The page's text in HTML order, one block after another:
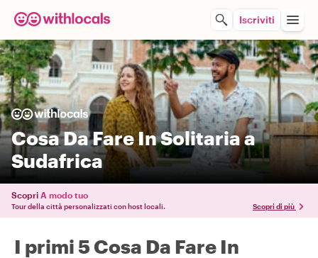
Iscriviti
Cosa Da Fare In Solitaria a
Sudafrica
Scopri A modo tuo
Tour della città personalizzati con host locali. Scopri di più
I primi 5 Cosa Da Fare In